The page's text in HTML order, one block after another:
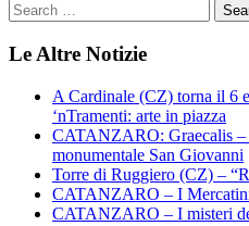
Le Altre Notizie
A Cardinale (CZ) torna il 6
‘nTramenti: arte in piazza
CATANZARO: Graecalis
monumentale San Giovanni
Torre di Ruggiero (CZ) –
CATANZARO – I
CATANZARO – I misteri